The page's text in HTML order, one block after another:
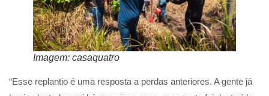
Imagem: casaquatro
“Esse replantio é uma resposta a perdas anteriores. A gente já